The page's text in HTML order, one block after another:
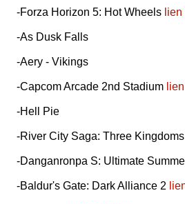
-Forza Horizon 5: Hot Wheels
-As Dusk Falls
-Aery - Vikings
-Capcom Arcade 2nd Stadium
-Hell Pie
-River City Saga: Three Kingdoms
-Danganronpa S: Ultimate
-Baldur's Gate: Dark Alliance 2